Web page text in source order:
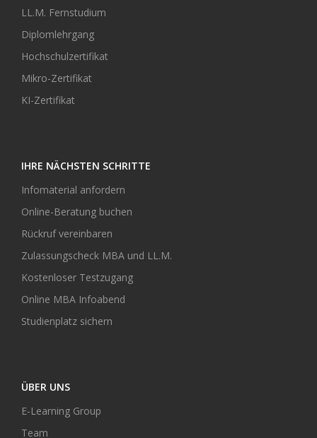
LL.M. Fernstudium
Diplomlehrgang
Hochschulzertifikat
Mikro-Zertifikat
KI-Zertifikat
IHRE NÄCHSTEN SCHRITTE
Infomaterial anfordern
Online-Beratung buchen
Rückruf vereinbaren
Zulassungscheck MBA und LL.M.
Kostenloser Testzugang
Online MBA Infoabend
Studienplatz sichern
ÜBER UNS
E-Learning Group
Team